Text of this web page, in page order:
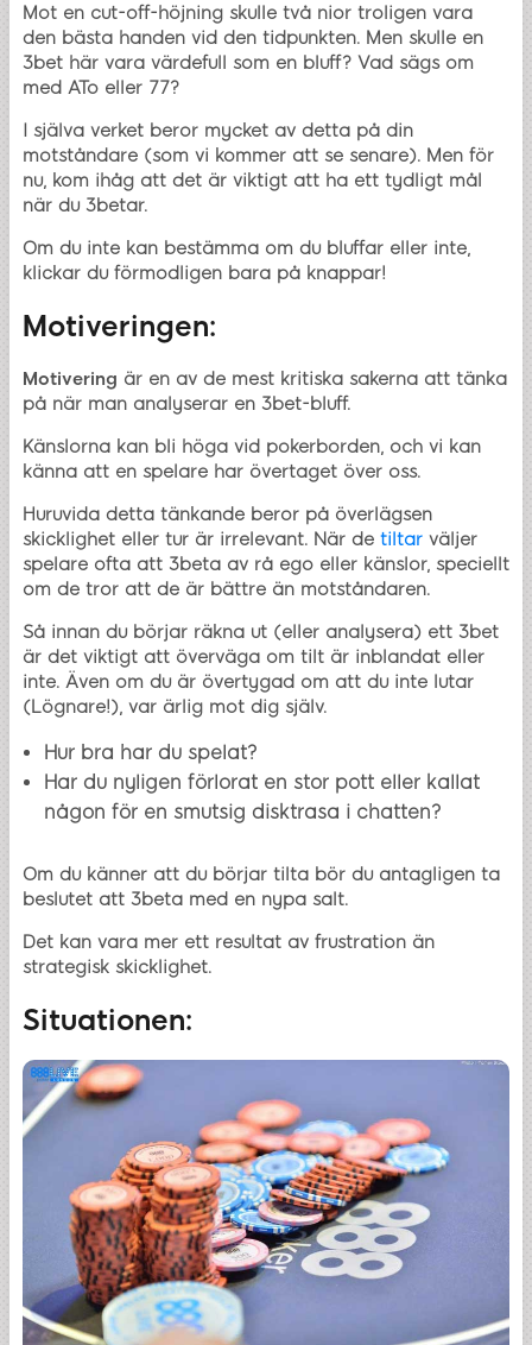
Mot en cut-off-höjning skulle två nior troligen vara
den bästa handen vid den tidpunkten. Men skulle en
3bet här vara värdefull som en bluff? Vad sägs om
med ATo eller 77?
I själva verket beror mycket av detta på din
motståndare (som vi kommer att se senare). Men för
nu, kom ihåg att det är viktigt att ha ett tydligt mål
när du 3betar.
Om du inte kan bestämma om du bluffar eller inte,
klickar du förmodligen bara på knappar!
Motiveringen:
Motivering är en av de mest kritiska sakerna att tänka
på när man analyserar en 3bet-bluff.
Känslorna kan bli höga vid pokerborden, och vi kan
känna att en spelare har övertaget över oss.
Huruvida detta tänkande beror på överlägsen
skicklighet eller tur är irrelevant. När de tiltar väljer
spelare ofta att 3beta av rå ego eller känslor, speciellt
om de tror att de är bättre än motståndaren.
Så innan du börjar räkna ut (eller analysera) ett 3bet
är det viktigt att överväga om tilt är inblandat eller
inte. Även om du är övertygad om att du inte lutar
(Lögnare!), var ärlig mot dig själv.
Hur bra har du spelat?
Har du nyligen förlorat en stor pott eller kallat
någon för en smutsig disktrasa i chatten?
Om du känner att du börjar tilta bör du antagligen ta
beslutet att 3beta med en nypa salt.
Det kan vara mer ett resultat av frustration än
strategisk skicklighet.
Situationen: